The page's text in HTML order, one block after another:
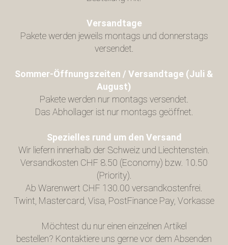
Versandtage
Pakete werden jeweils montags und donnerstags
versendet.
Sommer-Öffnungszeiten / Versandtage (Juli &
August)
Pakete werden nur montags versendet.
Das Abhollager ist nur montags geöffnet.
Spezielles rund um den Versand
Wir liefern innerhalb der Schweiz und Liechtenstein.
Versandkosten CHF 8.50 (Economy) bzw. 10.50
(Priority).
Ab Warenwert CHF 130.00 versandkostenfrei.
Twint, Mastercard, Visa, PostFinance Pay, Vorkasse
Möchtest du nur einen einzelnen Artikel
bestellen? Kontaktiere uns gerne vor dem Absenden